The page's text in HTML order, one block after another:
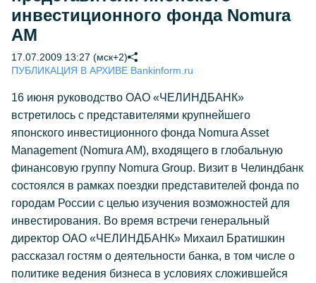
инвестиционного фонда Nomura
AM
17.07.2009 13:27 (мск+2)
ПУБЛИКАЦИЯ В АРХИВЕ Bankinform.ru
16 июня руководство ОАО «ЧЕЛИНДБАНК»
встретилось с представителями крупнейшего
японского инвестиционного фонда Nomura Asset
Management (Nomura AM), входящего в глобальную
финансовую группу Nomura Group. Визит в Челиндбанк
состоялся в рамках поездки представителей фонда по
городам России с целью изучения возможностей для
инвестирования. Во время встречи генеральный
директор ОАО «ЧЕЛИНДБАНК» Михаил Братишкин
рассказал гостям о деятельности банка, в том числе о
политике ведения бизнеса в условиях сложившейся